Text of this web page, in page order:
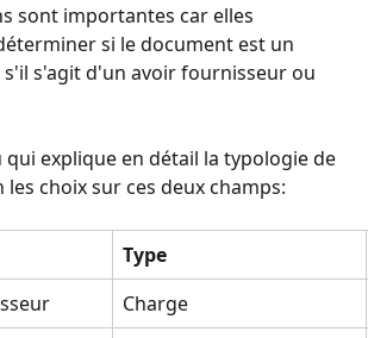
sont importantes car elles
si le document est un
s'agit d'un avoir fournisseur ou
qui explique en détail la typologie de
choix sur ces deux champs:
Type
Charge